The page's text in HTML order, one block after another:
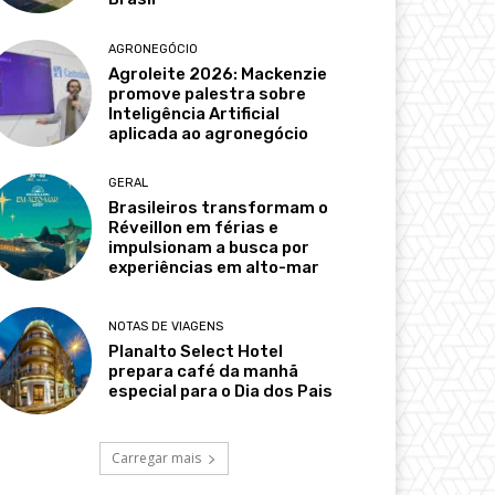
AGRONEGÓCIO
Agroleite 2026: Mackenzie
promove palestra sobre
Inteligência Artificial
aplicada ao agronegócio
GERAL
Brasileiros transformam o
Réveillon em férias e
impulsionam a busca por
experiências em alto-mar
NOTAS DE VIAGENS
Planalto Select Hotel
prepara café da manhã
especial para o Dia dos Pais
Carregar mais